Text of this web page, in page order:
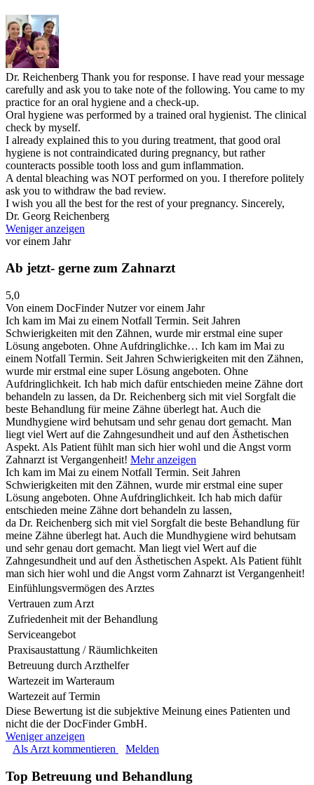
Dr. Reichenberg Thank you for response. I have read your message
carefully and ask you to take note of the following. You came to my
practice for an oral hygiene and a check-up.
Oral hygiene was performed by a trained oral hygienist. The clinical
check by myself.
I already explained this to you during treatment, that good oral
hygiene is not contraindicated during pregnancy, but rather
counteracts possible tooth loss and gum inflammation.
A dental bleaching was NOT performed on you. I therefore politely
ask you to withdraw the bad review.
I wish you all the best for the rest of your pregnancy. Sincerely,
Dr. Georg Reichenberg
Weniger anzeigen
vor einem Jahr
Ab jetzt- gerne zum Zahnarzt
5,0
Von einem DocFinder Nutzervor einem Jahr
Ich kam im Mai zu einem Notfall Termin. Seit Jahren
Schwierigkeiten mit den Zähnen, wurde mir erstmal eine super
Lösung angeboten. Ohne Aufdringlichke… Ich kam im Mai zu
einem Notfall Termin. Seit Jahren Schwierigkeiten mit den Zähnen,
wurde mir erstmal eine super Lösung angeboten. Ohne
Aufdringlichkeit. Ich hab mich dafür entschieden meine Zähne dort
behandeln zu lassen, da Dr. Reichenberg sich mit viel Sorgfalt die
beste Behandlung für meine Zähne überlegt hat. Auch die
Mundhygiene wird behutsam und sehr genau dort gemacht. Man
liegt viel Wert auf die Zahngesundheit und auf den Ästhetischen
Aspekt. Als Patient fühlt man sich hier wohl und die Angst vorm
Zahnarzt ist Vergangenheit! Mehr anzeigen
Ich kam im Mai zu einem Notfall Termin. Seit Jahren
Schwierigkeiten mit den Zähnen, wurde mir erstmal eine super
Lösung angeboten. Ohne Aufdringlichkeit. Ich hab mich dafür
entschieden meine Zähne dort behandeln zu lassen,
da Dr. Reichenberg sich mit viel Sorgfalt die beste Behandlung für
meine Zähne überlegt hat. Auch die Mundhygiene wird behutsam
und sehr genau dort gemacht. Man liegt viel Wert auf die
Zahngesundheit und auf den Ästhetischen Aspekt. Als Patient fühlt
man sich hier wohl und die Angst vorm Zahnarzt ist Vergangenheit!
Einfühlungsvermögen des Arztes
Vertrauen zum Arzt
Zufriedenheit mit der Behandlung
Serviceangebot
Praxisaustattung / Räumlichkeiten
Betreuung durch Arzthelfer
Wartezeit im Warteraum
Wartezeit auf Termin
Diese Bewertung ist die subjektive Meinung eines Patienten und
nicht die der DocFinder GmbH.
Weniger anzeigen
Als Arzt kommentieren
Melden
Top Betreuung und Behandlung